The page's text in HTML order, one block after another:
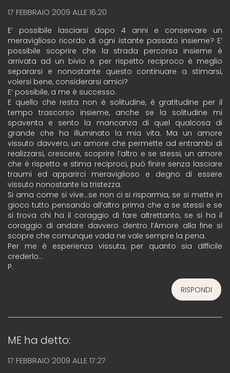
17 FEBBRAIO 2009 ALLE 16:20
E’ possibile lasciarsi dopo 4 anni e conservare un
meraviglioso ricordo di ogni istante passato insieme? E’
possibile scoprire che la strada percorsa insieme è
arrivata ad un bivio e per rispetto reciproco è meglio
separarsi e nonostante questo continuare a stimarsi,
volersi bene, considerarsi amici?
E’ possibile, a me è successo.
E quello che resta non è solitudine, è gratitudine per il
tempo trascorso insieme, anche se la solitudine mi
spaventa e sento la mancanza di quel qualcosa di
grande che ha illuminato la mia vita. Ma un amore
vissuto davvero, un amore che permette ad entrambi di
realizzarsi, crescere, scoprire l’altro e se stessi, un amore
che è rispetto e stima reciproci, può finire senza lasciare
traumi ed apparirci meraviglioso e degno di essere
vissuto nonostante la tristezza.
Si ama come si vive…se non ci si risparmia, se si mette in
gioco tutto pensando all’altro prima che a se stessi e se
si trova chi ha il coraggio di fare altrettanto, se si ha il
coraggio di andare davvero dentro l’Amore alla fine si
scopre che comunque vada ne vale sempre la pena.
Per me è esperienza vissuta, per quanto sia difficile
crederlo…
P.
RISPONDI
ME ha detto:
17 FEBBRAIO 2009 ALLE 17:27